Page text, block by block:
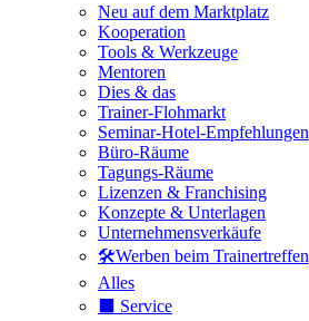
Neu auf dem Marktplatz
Kooperation
Tools & Werkzeuge
Mentoren
Dies & das
Trainer-Flohmarkt
Seminar-Hotel-Empfehlungen
Büro-Räume
Tagungs-Räume
Lizenzen & Franchising
Konzepte & Unterlagen
Unternehmensverkäufe
🛠️Werben beim Trainertreffen
Alles
⬛️ Service